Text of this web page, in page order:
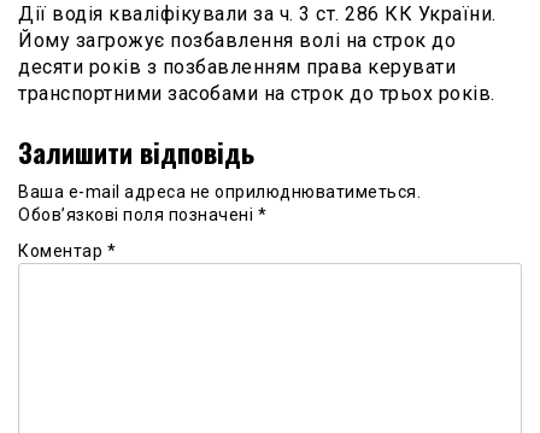
Дії водія кваліфікували за ч. 3 ст. 286 КК України.
Йому загрожує позбавлення волі на строк до
десяти років з позбавленням права керувати
транспортними засобами на строк до трьох років.
Залишити відповідь
Ваша e-mail адреса не оприлюднюватиметься.
Обов’язкові поля позначені *
Коментар *